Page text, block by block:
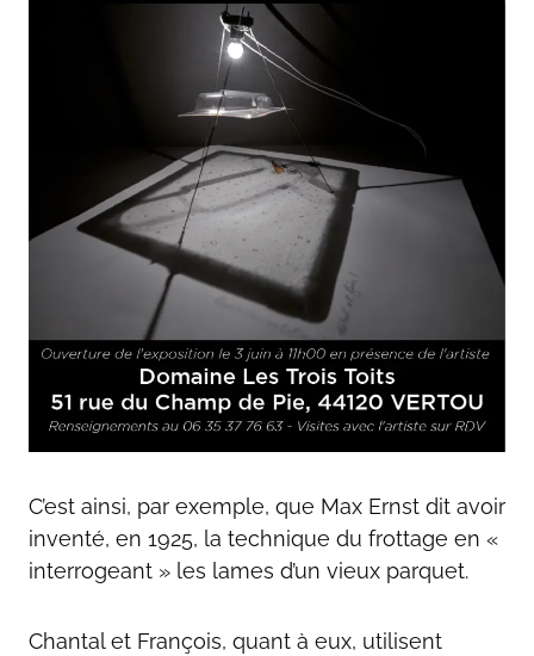
C’est ainsi, par exemple, que Max Ernst dit avoir
inventé, en 1925, la technique du frottage en «
interrogeant » les lames d’un vieux parquet.
Chantal et François, quant à eux, utilisent